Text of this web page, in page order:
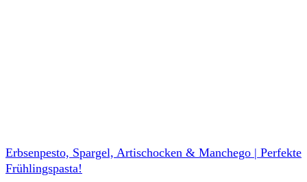
Erbsenpesto, Spargel, Artischocken & Manchego | Perfekte
Frühlingspasta!